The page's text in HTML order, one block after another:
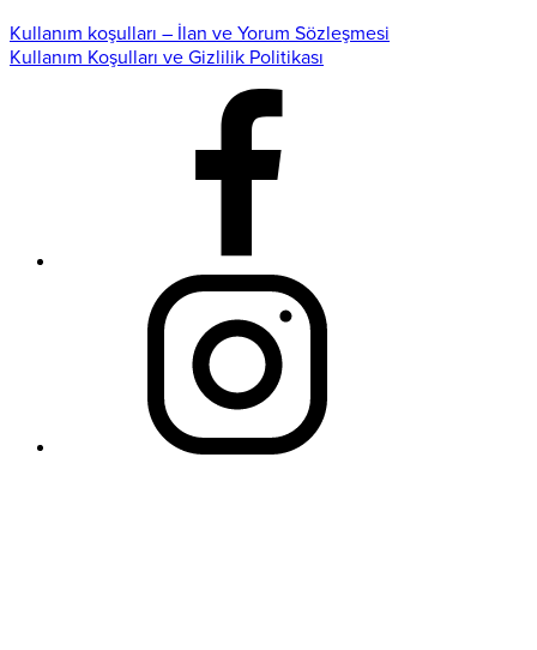
Kullanım koşulları – İlan ve Yorum Sözleşmesi
Kullanım Koşulları ve Gizlilik Politikası